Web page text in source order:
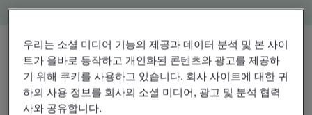
공유: 업그레이드
우리는 소셜 미디어 기능의 제공과 데이터 분석 및 본 사이
트가 올바로 동작하고 개인화된 콘텐츠와 광고를 제공하
기 위해 쿠키를 사용하고 있습니다. 회사 사이트에 대한 귀
하의 사용 정보를 회사의 소셜 미디어, 광고 및 분석 협력
사와 공유합니다.